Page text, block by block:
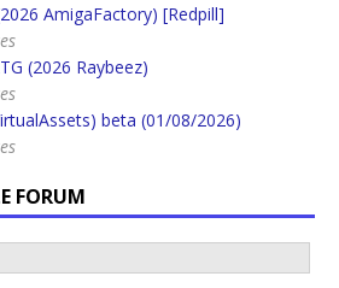
AmigaFactory) [Redpill]
(2026 Raybeez)
beta (01/08/2026)
FORUM